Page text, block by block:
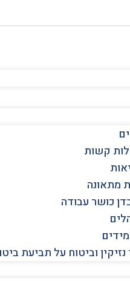
קשות
מתאונה
כושר עבודה
וביטוח על תביעת